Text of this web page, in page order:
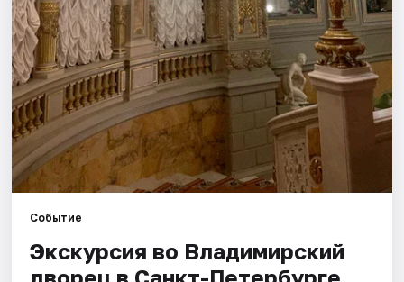
Рейтинги
Событие
Экскурсия во Владимирский